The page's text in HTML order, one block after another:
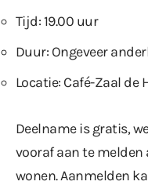
Tijd: 19.00 uur
Duur: Ongeveer
Locatie: Café-Zaal de
Deelname is gratis,
vooraf aan te
wonen. Aanmelden